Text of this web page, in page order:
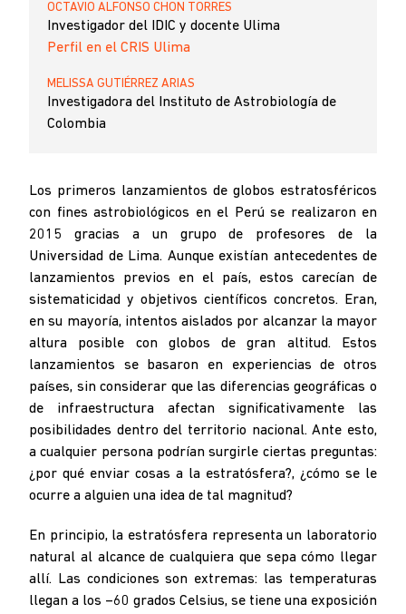
OCTAVIO ALFONSO CHON TORRES
Investigador del IDIC y docente Ulima
Perfil en el CRIS Ulima
MELISSA GUTIÉRREZ ARIAS
Investigadora del Instituto de Astrobiología de
Colombia
Los primeros lanzamientos de globos estratosféricos
con fines astrobiológicos en el Perú se realizaron en
2015 gracias a un grupo de profesores de la
Universidad de Lima. Aunque existían antecedentes de
lanzamientos previos en el país, estos carecían de
sistematicidad y objetivos científicos concretos. Eran,
en su mayoría, intentos aislados por alcanzar la mayor
altura posible con globos de gran altitud. Estos
lanzamientos se basaron en experiencias de otros
países, sin considerar que las diferencias geográficas o
de infraestructura afectan significativamente las
posibilidades dentro del territorio nacional. Ante esto,
a cualquier persona podrían surgirle ciertas preguntas:
¿por qué enviar cosas a la estratósfera?, ¿cómo se le
ocurre a alguien una idea de tal magnitud?
En principio, la estratósfera representa un laboratorio
natural al alcance de cualquiera que sepa cómo llegar
allí. Las condiciones son extremas: las temperaturas
llegan a los −60 grados Celsius, se tiene una exposición